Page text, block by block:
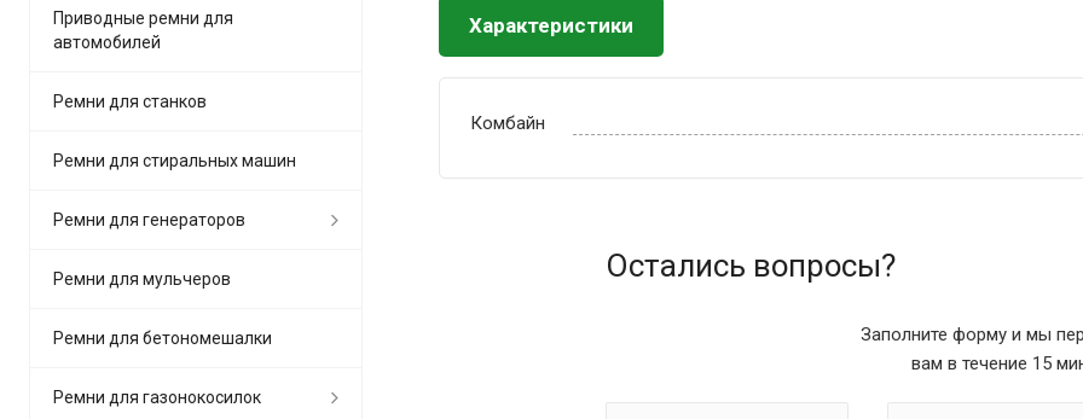
Характеристики
Комбайн
Остались вопросы?
Заполните форму и мы
вам в течение 15
Приводные ремни для
автомобилей
Ремни для станков
Ремни для стиральных машин
Ремни для генераторов
Ремни для мульчеров
Ремни для бетономешалки
Ремни для газонокосилок